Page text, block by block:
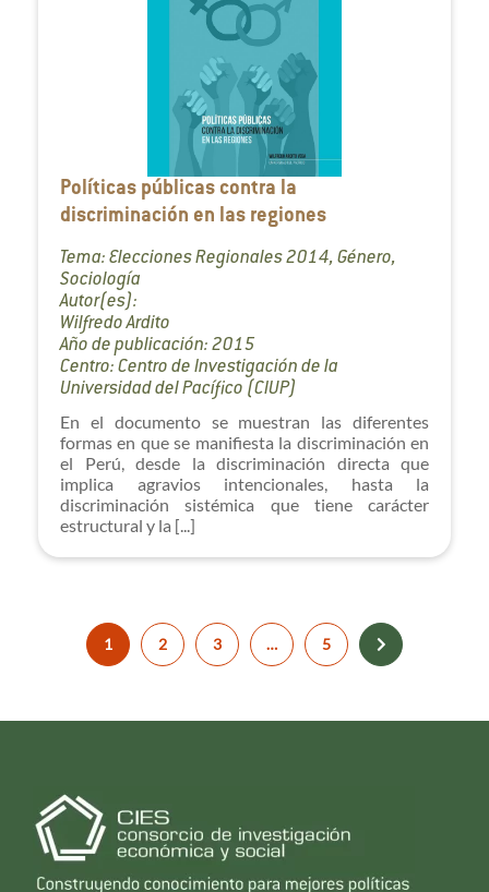
Políticas públicas contra la
discriminación en las regiones
Tema: Elecciones Regionales 2014, Género,
Sociología
Autor(es):
Wilfredo Ardito
Año de publicación: 2015
Centro: Centro de Investigación de la
Universidad del Pacífico (CIUP)
En el documento se muestran las diferentes
formas en que se manifiesta la discriminación en
el Perú, desde la discriminación directa que
implica agravios intencionales, hasta la
discriminación sistémica que tiene carácter
estructural y la [...]
1 2 3 … 5